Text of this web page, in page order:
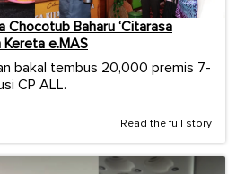
Chocotub Baharu ‘Citarasa
Kereta e.MAS
bakal tembus 20,000 premis 7-
CP ALL.
Read the full story